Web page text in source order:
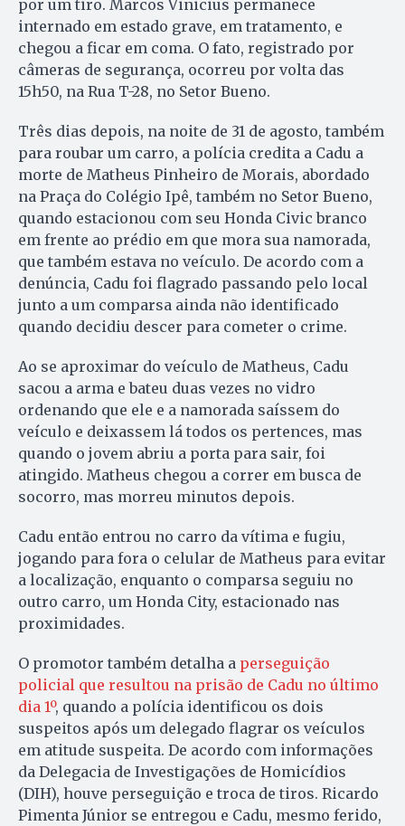
por um tiro. Marcos Vinicius permanece
internado em estado grave, em tratamento, e
chegou a ficar em coma. O fato, registrado por
câmeras de segurança, ocorreu por volta das
15h50, na Rua T-28, no Setor Bueno.
Três dias depois, na noite de 31 de agosto, também
para roubar um carro, a polícia credita a Cadu a
morte de Matheus Pinheiro de Morais, abordado
na Praça do Colégio Ipê, também no Setor Bueno,
quando estacionou com seu Honda Civic branco
em frente ao prédio em que mora sua namorada,
que também estava no veículo. De acordo com a
denúncia, Cadu foi flagrado passando pelo local
junto a um comparsa ainda não identificado
quando decidiu descer para cometer o crime.
Ao se aproximar do veículo de Matheus, Cadu
sacou a arma e bateu duas vezes no vidro
ordenando que ele e a namorada saíssem do
veículo e deixassem lá todos os pertences, mas
quando o jovem abriu a porta para sair, foi
atingido. Matheus chegou a correr em busca de
socorro, mas morreu minutos depois.
Cadu então entrou no carro da vítima e fugiu,
jogando para fora o celular de Matheus para evitar
a localização, enquanto o comparsa seguiu no
outro carro, um Honda City, estacionado nas
proximidades.
O promotor também detalha a perseguição
policial que resultou na prisão de Cadu no último
dia 1º, quando a polícia identificou os dois
suspeitos após um delegado flagrar os veículos
em atitude suspeita. De acordo com informações
da Delegacia de Investigações de Homicídios
(DIH), houve perseguição e troca de tiros. Ricardo
Pimenta Júnior se entregou e Cadu, mesmo ferido,